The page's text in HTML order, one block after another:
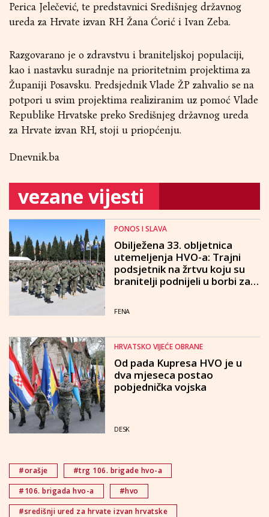
Perica Jelečević, te predstavnici Središnjeg državnog
ureda za Hrvate izvan RH Žana Ćorić i Ivan Zeba.
Razgovarano je o zdravstvu i braniteljskoj populaciji,
kao i nastavku suradnje na prioritetnim projektima za
Županiji Posavsku. Predsjednik Vlade ŽP zahvalio se na
potpori u svim projektima realiziranim uz pomoć Vlade
Republike Hrvatske preko Središnjeg državnog ureda
za Hrvate izvan RH, stoji u priopćenju.
Dnevnik.ba
vezane vijesti
PONOS I SLAVA
Obilježena 33. obljetnica
utemeljenja HVO-a: Trajni
podsjetnik na žrtvu koju su
branitelji podnijeli u borbi za
FENA
HRVATSKO VIJEĆE OBRANE
Od pada Kupresa HVO je u
dva mjeseca postao
pobjednička vojska
DESK
#orašje
#trg 106. brigade hvo-a
#106. brigada hvo-a
#hvo
#središnji ured za hrvate izvan hrvatske